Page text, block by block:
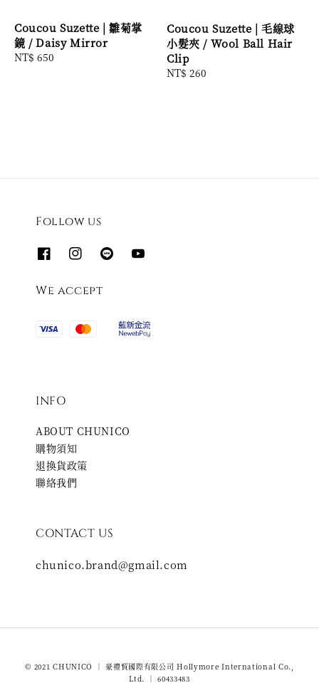
Coucou Suzette | 雛菊掌
鏡 / Daisy Mirror
Regular
NT$ 650
Coucou Suzette | 毛線球
小髮夾 / Wool Ball Hair
Clip
Regular
NT$ 260
Follow us
We accept
INFO
ABOUT CHUNICO
購物須知
退換貨政策
聯絡我們
CONTACT US
chunico.brand@gmail.com
© 2021 CHUNICO ｜ 豪禮貿國際有限公司 Hollymore International Co.,
Ltd. ｜ 60433483